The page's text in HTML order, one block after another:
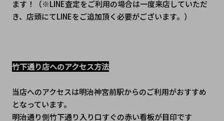
ます！（※LINE査定をご利用の場合は一度来店していただ
き、店頭にてLINEをご追加頂く必要がございます。）
竹下通り店へのアクセス方法
当店へのアクセスは明治神宮前駅からのご利用がおすすめ
となっています。
明治通り側竹下通り入り口すぐの赤い看板が目印です